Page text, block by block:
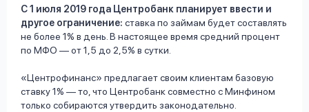
С 1 июля 2019 года Центробанк планирует ввести и
другое ограничение: ставка по займам будет составлять
не более 1% в день. В настоящее время средний процент
по МФО — от 1,5 до 2,5% в сутки.
«Центрофинанс» предлагает своим клиентам базовую
ставку 1% — то, что Центробанк совместно с Минфином
только собираются утвердить законодательно.